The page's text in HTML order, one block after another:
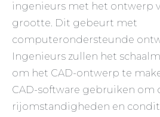
ingenieurs met het ontwerp
grootte. Dit gebeurt met
computerondersteunde
Ingenieurs zullen het
om het CAD-ontwerp te
CAD-software gebruiken om
rijomstandigheden en